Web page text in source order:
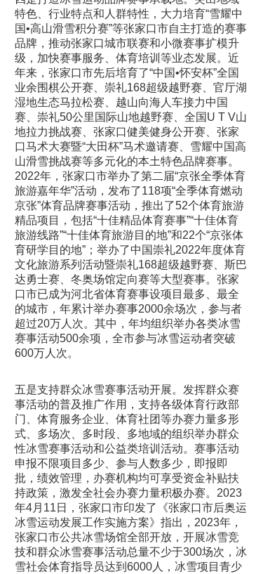
特色、行业特点和人群特性，大力培育“雪耀中
国•高山滑雪积分赛”等张家口市自主打造的赛事
品牌，推动张家口城市联赛和小微赛事扩模升
级，加快赛事服务、体育培训等业态发展。近
年来，张家口市先后培育了“中国•怀安杯”全国
业余围棋公开赛、崇礼168超级越野赛、官厅湖
湿地生态马拉松赛、越山向海人车接力中国
赛、崇礼50公里国际山地越野赛、全国U T V山
地拉力挑战赛、张家口健美健身公开赛、张家
口马术大赛暨“大田杯”马术邀请赛、雪耀中国高
山滑雪挑战赛等多元化的本土特色品牌赛事。
2022年，张家口市举办了第二届“京张全季体育
旅游嘉年华”活动，发布了118项“全季体育燃动
京张”体育品牌赛事活动，推出了52个体育旅游
精品项目，包括“十佳精品体育赛事”“十佳体育
旅游线路”“十佳体育旅游目的地”和22个“京张体
育研学目的地”；举办了中国崇礼2022年度体育
文化旅游系列活动暨崇礼168超级越野赛、斯巴
达勇士赛、冬奥场馆定向赛等大型赛事。张家
口市已成为河北省体育赛事设项目最多、最全
的城市，年累计举办赛事2000余场次，参与者
超过20万人次。其中，年均组织举办各类冰雪
赛事活动500余项，全市参与冰雪运动者突破
600万人次。
五是支持群众冰雪赛事活动开展。发挥群众赛
事活动的普及推广作用，支持各级体育行政部
门、体育服务企业、体育社团等办赛力量多形
式、多场次、多时段、多地域的组织举办群众
性冰雪赛事活动和公益类培训活动。赛事活动
申报不限项目多少、参与人数多少，即报即
批，绩效管理，办赛机构均可享受资金补贴扶
持政策，激发全社会办赛力量积极办赛。2023
年4月11日，张家口市印发了《张家口市后奥运
冰雪运动发展工作实施方案》指出，2023年，
张家口市公共冰雪场馆全部开放，开展冰雪竞
技和群众冰雪赛事活动总量不少于300场次，冰
雪社会体育指导员达到6000人，冰雪项目青少